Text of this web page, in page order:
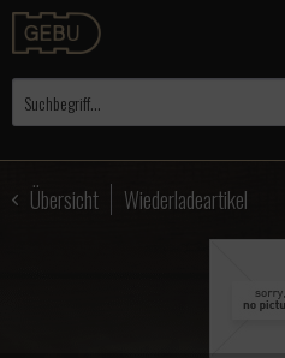
Übersicht Wiederladeartikel